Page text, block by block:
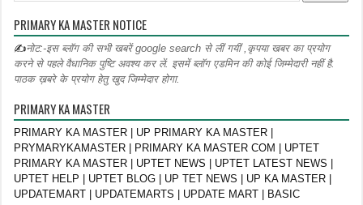
PRIMARY KA MASTER NOTICE
✍नोट:-इस ब्लॉग की सभी खबरें google search से लीं गयीं ,कृपया खबर का प्रयोग
करने से पहले वैधानिक पुष्टि अवश्य कर लें. इसमें ब्लॉग एडमिन की कोई जिम्मेदारी नहीं है.
पाठक ख़बरे के प्रयोग हेतु खुद जिम्मेदार होगा.
PRIMARY KA MASTER
PRIMARY KA MASTER | UP PRIMARY KA MASTER |
PRYMARYKAMASTER | PRIMARY KA MASTER COM | UPTET
PRIMARY KA MASTER | UPTET NEWS | UPTET LATEST NEWS |
UPTET HELP | UPTET BLOG | UP TET NEWS | UP KA MASTER |
UPDATEMART | UPDATEMARTS | UPDATE MART | BASIC